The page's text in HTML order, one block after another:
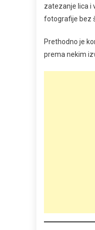
zatezanje lica i
fotografije bez
Prethodno je
prema nekim